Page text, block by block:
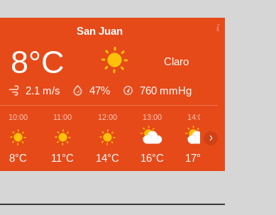
San Juan
8°C Claro
2.1 m/s 47% 760 mmHg
10:00
8°C
11:00
11°C
12:00
14°C
13:00
16°C
14:00
17°C
›